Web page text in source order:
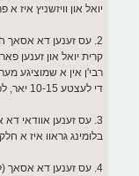
יואל און וויזשניץ איז
2. עס זענען דא אסאך
קרית יואל און זענען
רבי'ן אין א שמוציגע
די לעצטע 10-15 יאר, לפי ידיעתי איז דאס רוב חסידי מהר"א אין בלומינג גראוו.
3. עס זענען אוודאי
בלומינג גראוו איז א
4. עס זענען דא אסאך